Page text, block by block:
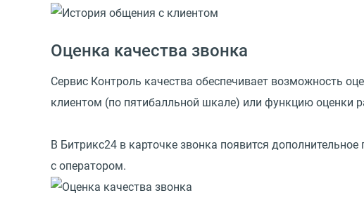
Оценка качества звонка
Сервис Контроль качества обеспечивает возможность
клиентом (по пятибалльной шкале) или функцию оценки
В Битрикс24 в карточке звонка появится
с оператором.